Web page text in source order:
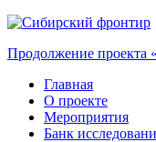
Продолжение проекта
Главная
О проекте
Мероприятия
Банк